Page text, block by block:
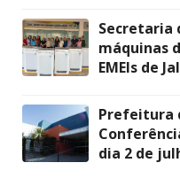
Secretaria
máquinas
EMEIs de
Prefeitura
dia 2 de